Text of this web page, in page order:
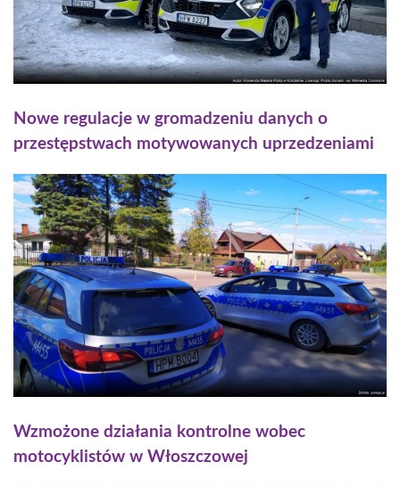
Nowe regulacje w gromadzeniu danych o
przestępstwach motywowanych uprzedzeniami
Wzmożone działania kontrolne wobec
motocyklistów w Włoszczowej